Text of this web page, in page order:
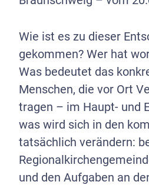
Wie ist es zu dieser
gekommen? Wer hat
Was bedeutet das
Menschen, die vor Ort
tragen – im Haupt- und
was wird sich in den
tatsächlich verändern:
und den Aufgaben an